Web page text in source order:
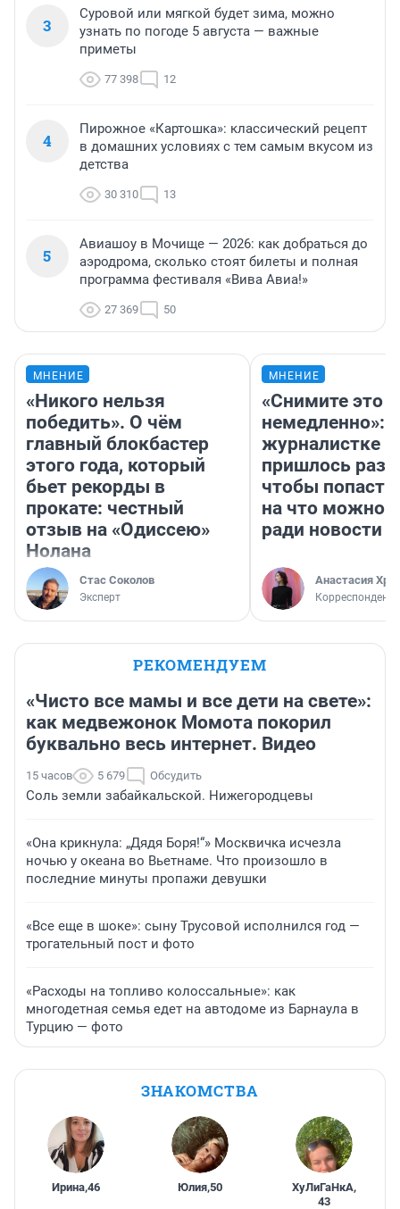
3
Суровой или мягкой будет зима, можно
узнать по погоде 5 августа — важные
приметы
77 398 12
4
Пирожное «Картошка»: классический рецепт
в домашних условиях с тем самым вкусом из
детства
30 310 13
5
Авиашоу в Мочище — 2026: как добраться до
аэродрома, сколько стоят билеты и полная
программа фестиваля «Вива Авиа!»
27 369 50
МНЕНИЕ
«Никого нельзя
победить». О чём
главный блокбастер
этого года, который
бьет рекорды в
прокате: честный
отзыв на «Одиссею»
Нолана
Стас Соколов
Эксперт
МНЕНИЕ
«Снимите это
немедленно»:
журналистке
пришлось
чтобы попасть
на что можно
ради новости
Анастасия
Корреспондент
РЕКОМЕНДУЕМ
«Чисто все мамы и все дети на свете»:
как медвежонок Момота покорил
буквально весь интернет. Видео
15 часов 5 679 Обсудить
Соль земли забайкальской. Нижегородцевы
«Она крикнула: „Дядя Боря!“» Москвичка исчезла
ночью у океана во Вьетнаме. Что произошло в
последние минуты пропажи девушки
«Все еще в шоке»: сыну Трусовой исполнился год —
трогательный пост и фото
«Расходы на топливо колоссальные»: как
многодетная семья едет на автодоме из Барнаула в
Турцию — фото
ЗНАКОМСТВА
Ирина,46 Юлия,50 ХуЛиГаНкА,
43